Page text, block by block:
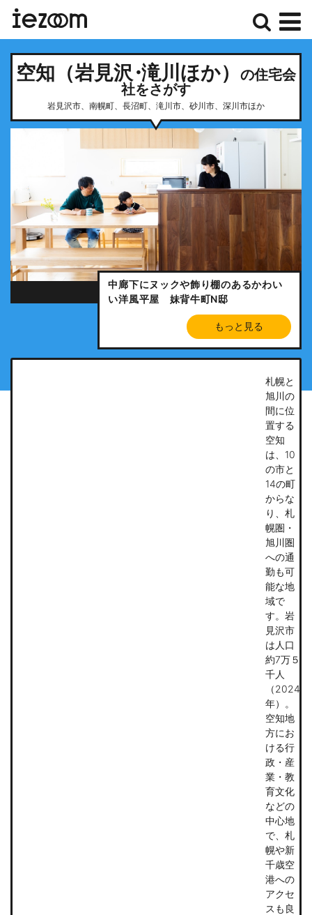
索 ニ
ー
空知（岩見沢・滝川ほか）の住宅会
社をさがす
岩見沢市、南幌町、長沼町、滝川市、砂川市、深川市ほか
中廊下にヌックや飾り棚のあるかわい
い洋風平屋 妹背牛町N邸
もっと見る
札幌と
旭川の
間に位
置する
空知
は、10
の市と
14の町
からな
り、札
幌圏・
旭川圏
への通
勤も可
能な地
域で
す。岩
見沢市
は人口
約7万５
千人
（2024
年）。
空知地
方にお
ける行
政・産
業・教
育文化
などの
中心地
で、札
幌や新
千歳空
港への
アクセ
スも良